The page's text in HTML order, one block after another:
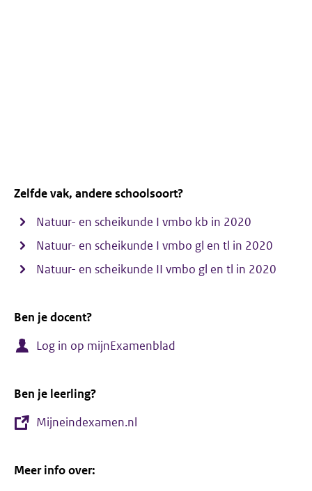
Zelfde vak, andere schoolsoort?
Natuur- en scheikunde I vmbo kb in 2020
Natuur- en scheikunde I vmbo gl en tl in 2020
Natuur- en scheikunde II vmbo gl en tl in 2020
Ben je docent?
Log in op mijnExamenblad
Ben je leerling?
Mijneindexamen.nl
Meer info over: